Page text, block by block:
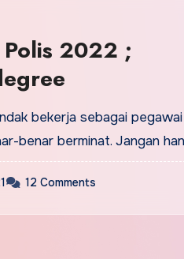
2022 ;
bekerja sebagai pegawai
benar berminat. Jangan
12 Comments